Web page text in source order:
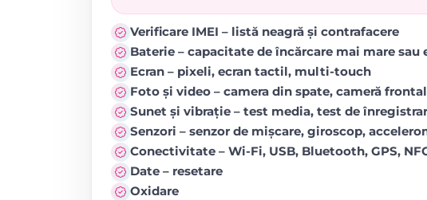
Verificare IMEI – listă neagră și contrafacere
Baterie – capacitate de încărcare mai mare
Ecran – pixeli, ecran tactil, multi-touch
Foto și video – camera din spate, cameră
Sunet și vibrație – test media, test de
Senzori – senzor de mișcare, giroscop,
Conectivitate – Wi-Fi, USB, Bluetooth, GPS,
Date – resetare
Oxidare